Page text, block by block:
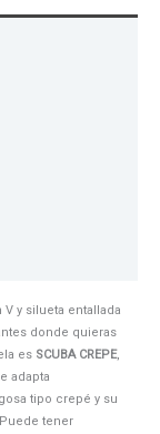
y silueta entallada
donde quieras
es SCUBA CREPE,
adapta
tipo crepé y su
Puede tener